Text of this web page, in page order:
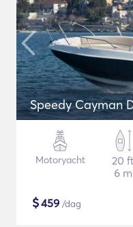
Speedy Cayman
Motoryacht
20
6 m
$459 /dag